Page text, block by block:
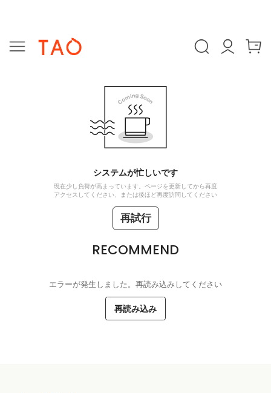
システムが忙しいです
現在少し負荷が高まっています。ページを更新してから再度
アクセスしてください、または後ほど再度訪問してください
再試行
RECOMMEND
エラーが発生しました。再読み込みしてください
再読み込み